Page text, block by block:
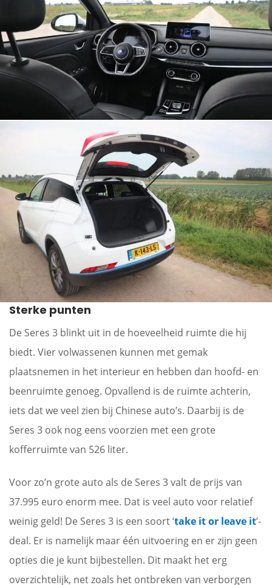
Sterke punten
De Seres 3 blinkt uit in de hoeveelheid ruimte die hij
biedt. Vier volwassenen kunnen met gemak
plaatsnemen in het interieur en hebben dan hoofd- en
beenruimte genoeg. Opvallend is de ruimte achterin,
iets dat we veel zien bij Chinese auto’s. Daarbij is de
Seres 3 ook nog eens voorzien met een grote
kofferruimte van 526 liter.
Voor zo’n grote auto als de Seres 3 valt de prijs van
37.995 euro enorm mee. Dat is veel auto voor relatief
weinig geld! De Seres 3 is een soort ‘take it or leave it’-
deal. Er is namelijk maar één uitvoering en er zijn geen
opties die je kunt bijbestellen. Dit maakt het erg
overzichtelijk, net zoals het ontbreken van verborgen